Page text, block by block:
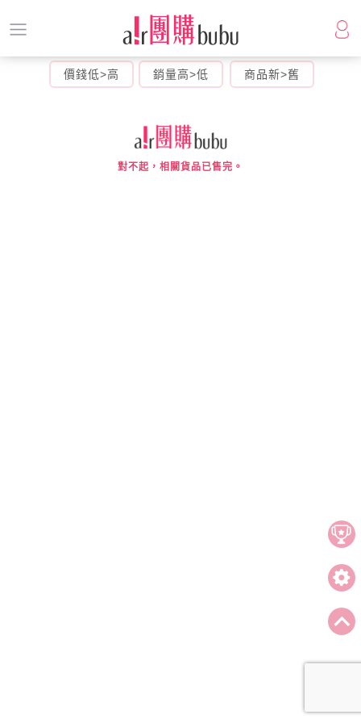
價錢低>高 銷量高>低 商品新>舊
對不起，相關貨品已售完。